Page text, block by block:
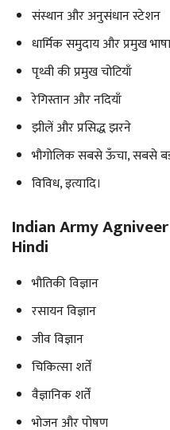
संस्थान और अनुसंधान स्टेशन
धार्मिक समुदाय और प्रमुख
पृथ्वी की प्रमुख चोटियाँ
रेगिस्तान और नदियाँ
झीलें और प्रसिद्ध झरने
भौगोलिक सबसे ऊँचा, सबसे
विविध, इत्यादि।
Indian Army
Hindi
भौतिकी विज्ञान
रसायन विज्ञान
जीव विज्ञान
चिकित्सा शर्तें
वैज्ञानिक शर्तें
भोजन और पोषण